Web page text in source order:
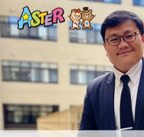
トップページ
コース案内
英会話／プログラミング／3Dデザイ